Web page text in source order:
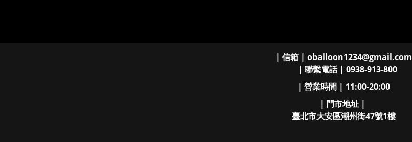
| 信箱 | oballoon1234@gmail.com
| 聯繫電話 | 0938-913-800
| 營業時間 | 11:00-20:00
| 門市地址 |
臺北市大安區潮州街47號1樓